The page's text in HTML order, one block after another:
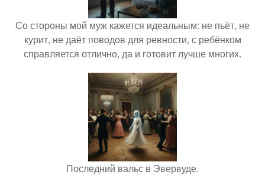
Со стороны мой муж кажется идеальным: не пьёт, не
курит, не даёт поводов для ревности, с ребёнком
справляется отлично, да и готовит лучше многих.
Последний вальс в Эвервуде.